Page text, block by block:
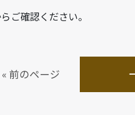
ご確認ください。
« 前のページ